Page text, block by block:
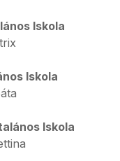
Iskola
Iskola
Iskola